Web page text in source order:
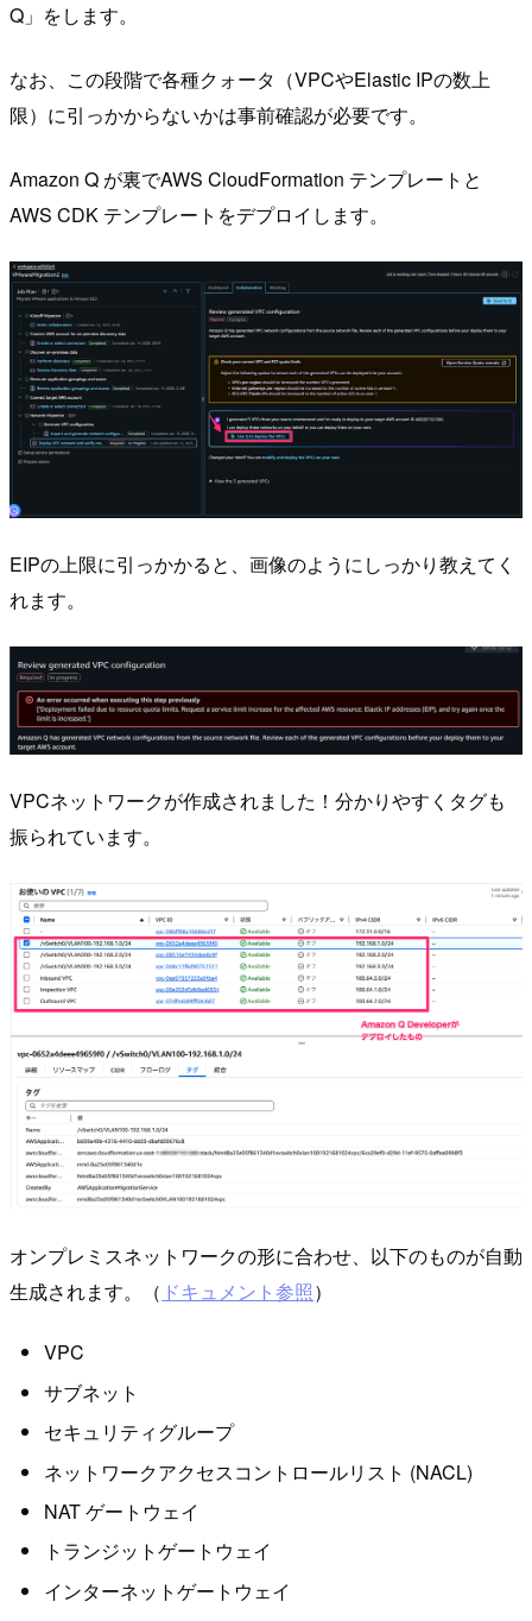
Q」をします。
なお、この段階で各種クォータ（VPCやElastic IPの数上
限）に引っかからないかは事前確認が必要です。
Amazon Q が裏でAWS CloudFormation テンプレートと
AWS CDK テンプレートをデプロイします。
EIPの上限に引っかかると、画像のようにしっかり教えてく
れます。
VPCネットワークが作成されました！分かりやすくタグも
振られています。
オンプレミスネットワークの形に合わせ、以下のものが自動
生成されます。（ ドキュメント参照）
VPC
サブネット
セキュリティグループ
ネットワークアクセスコントロールリスト (NACL)
NAT ゲートウェイ
トランジットゲートウェイ
インターネットゲートウェイ